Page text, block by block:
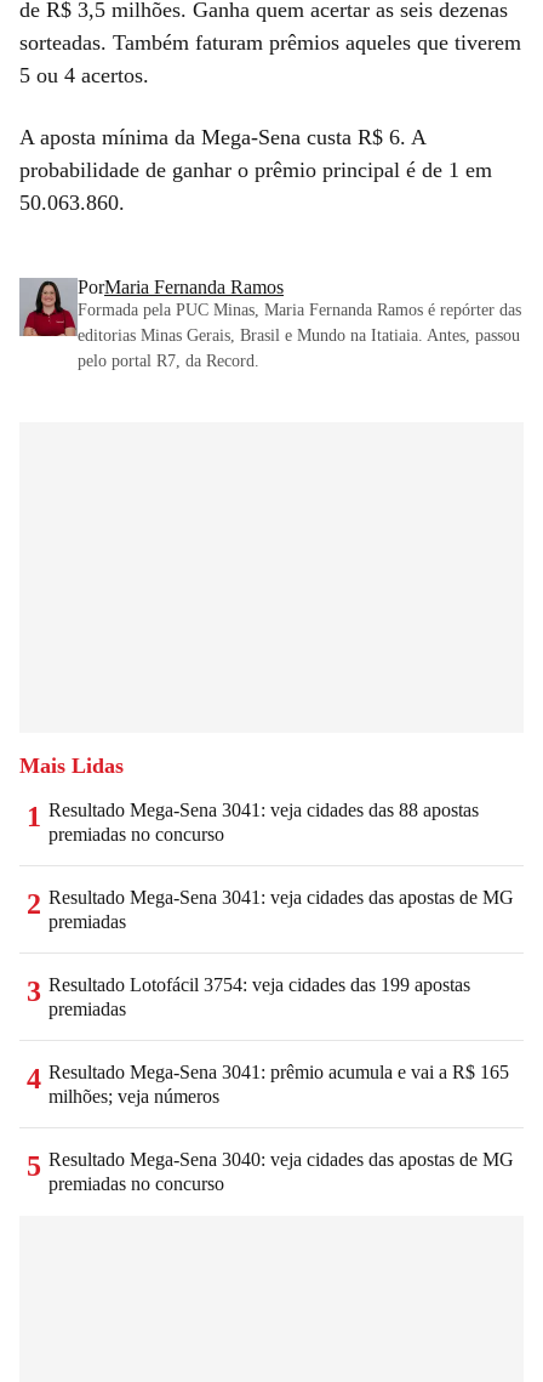
de R$ 3,5 milhões. Ganha quem acertar as seis dezenas
sorteadas. Também faturam prêmios aqueles que tiverem
5 ou 4 acertos.
A aposta mínima da Mega-Sena custa R$ 6. A
probabilidade de ganhar o prêmio principal é de 1 em
50.063.860.
PorMaria Fernanda Ramos
Formada pela PUC Minas, Maria Fernanda Ramos é repórter das
editorias Minas Gerais, Brasil e Mundo na Itatiaia. Antes, passou
pelo portal R7, da Record.
Mais Lidas
1 Resultado Mega-Sena 3041: veja cidades das 88 apostas
premiadas no concurso
2 Resultado Mega-Sena 3041: veja cidades das apostas de MG
premiadas
3 Resultado Lotofácil 3754: veja cidades das 199 apostas
premiadas
4 Resultado Mega-Sena 3041: prêmio acumula e vai a R$ 165
milhões; veja números
5 Resultado Mega-Sena 3040: veja cidades das apostas de MG
premiadas no concurso